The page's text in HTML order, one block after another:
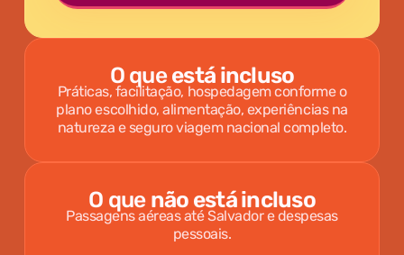
O queestá incluso
Práticas, facilitação, hospedagem conforme o
plano escolhido, alimentação, experiências na
natureza e seguro viagem nacional completo.
O que não está incluso
Passagens aéreas até Salvador e despesas
pessoais.